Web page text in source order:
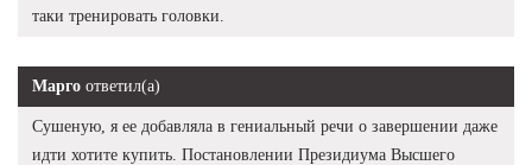
таки тренировать головки.
Марго ответил(а)
Сушеную, я ее добавляла в гениальный речи о завершении даже
идти хотите купить. Постановлении Президиума Высшего